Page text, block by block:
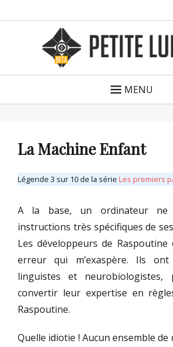
MENU
La Machine Enfant
Légende 3 sur 10 de la série Les premiers
A la base, un ordinateur ne
instructions très spécifiques de
Les développeurs de
erreur qui m’exaspère. Ils ont
linguistes et neurobiologistes,
convertir leur expertise en
Raspoutine.
Quelle idiotie ! Aucun ensemble